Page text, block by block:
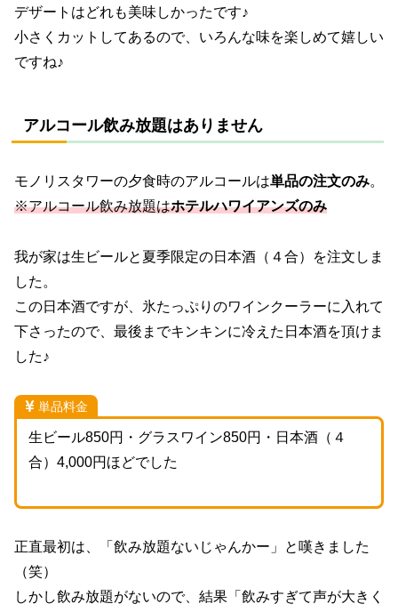
デザートはどれも美味しかったです♪
小さくカットしてあるので、いろんな味を楽しめて嬉しい
ですね♪
アルコール飲み放題はありません
モノリスタワーの夕食時のアルコールは単品の注文のみ。
※アルコール飲み放題はホテルハワイアンズのみ
我が家は生ビールと夏季限定の日本酒（４合）を注文しま
した。
この日本酒ですが、氷たっぷりのワインクーラーに入れて
下さったので、最後までキンキンに冷えた日本酒を頂けま
した♪
単品料金
生ビール850円・グラスワイン850円・日本酒（４
合）4,000円ほどでした
正直最初は、「飲み放題ないじゃんかー」と嘆きました
（笑）
しかし飲み放題がないので、結果「飲みすぎて声が大きく